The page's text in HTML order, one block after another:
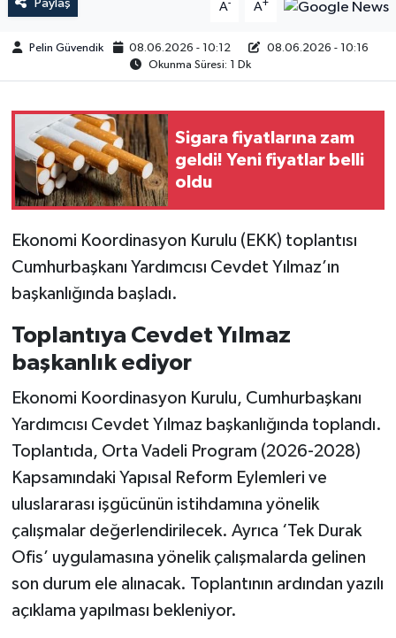
Paylaş A- A+
Pelin Güvendik 08.06.2026 - 10:12
08.06.2026 - 10:16
Okunma Süresi: 1 Dk
Sigara fiyatlarına zam
geldi! Yeni fiyatlar belli
oldu
Ekonomi Koordinasyon Kurulu (EKK) toplantısı
Cumhurbaşkanı Yardımcısı Cevdet Yılmaz’ın
başkanlığında başladı.
Toplantıya Cevdet Yılmaz
başkanlık ediyor
Ekonomi Koordinasyon Kurulu, Cumhurbaşkanı
Yardımcısı Cevdet Yılmaz başkanlığında toplandı.
Toplantıda, Orta Vadeli Program (2026-2028)
Kapsamındaki Yapısal Reform Eylemleri ve
uluslararası işgücünün istihdamına yönelik
çalışmalar değerlendirilecek. Ayrıca ‘Tek Durak
Ofis’ uygulamasına yönelik çalışmalarda gelinen
son durum ele alınacak. Toplantının ardından yazılı
açıklama yapılması bekleniyor.